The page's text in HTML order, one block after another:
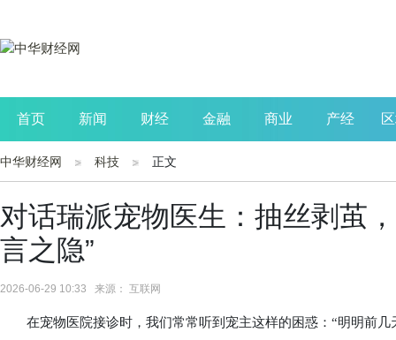
首页 新闻 财经 金融 商业 产经
公司 生活 读书
中华财经网 科技 正文
对话瑞派宠物医生：抽丝剥茧
言之隐”
2026-06-29 10:33 来源： 互联网
在宠物医院接诊时，我们常常听到宠主这样的困惑：“明明前几